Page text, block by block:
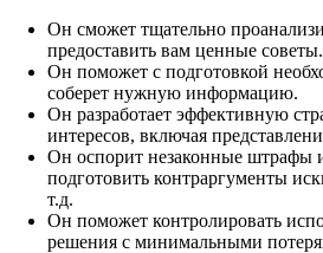
Он сможет тщательно
предоставить вам ценные советы.
Он поможет с подготовкой
соберет нужную информацию.
Он разработает эффективную
интересов, включая
Он оспорит незаконные штрафы
подготовить контраргументы
т.д.
Он поможет контролировать
решения с минимальными